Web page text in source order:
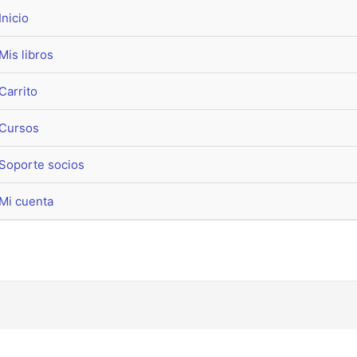
Inicio
Mis libros
Carrito
Cursos
Soporte socios
Mi cuenta